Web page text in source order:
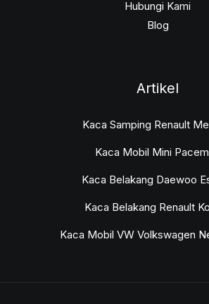
Hubungi Kami
Blog
Artikel
Kaca Samping Renault
Kaca Mobil Mini
Kaca Belakang Daewoo
Kaca Belakang Renault
Kaca Mobil VW Volkswagen